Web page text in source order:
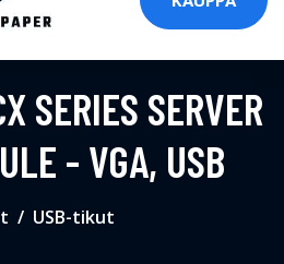
SERIES SERVER
- VGA, USB
USB-tikut